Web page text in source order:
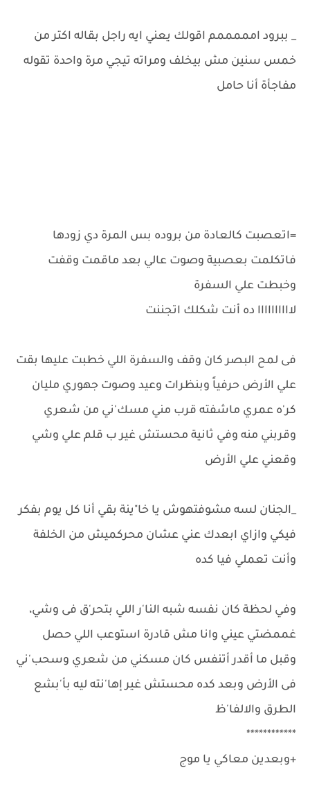
_ ببرود امممممم اقولك يعني ايه راجل بقاله اكتر من
خمس سنين مش بيخلف ومراته تيجي مرة واحدة تقوله
مفاجأة أنا حامل
=اتعصبت كالعادة من بروده بس المرة دي زودها
فاتكلمت بعصبية وصوت عالي بعد ماقمت وقفت
وخبطت علي السفرة
لاااااااااا ده أنت شكلك اتجننت
فى لمح البصر كان وقف والسفرة اللي خطبت عليها بقت
علي الأرض حرفياً وبنظرات وعيد وصوت جهوري مليان
كر'ه عمري ماشفته قرب مني مسك'ني من شعري
وقربني منه وفي ثانية محستش غير ب قلم علي وشي
وقعني علي الأرض
_الجنان لسه مشوفتهوش يا خا"ينة بقي أنا كل يوم بفكر
فيكي وازاي ابعدك عني عشان محركميش من الخلفة
وأنت تعملي فيا كده
وفي لحظة كان نفسه شبه النا'ر اللي بتحر'ق فى وشي،
غممضتي عيني وانا مش قادرة استوعب اللي حصل
وقبل ما أقدر أتنفس كان مسكني من شعري وسحب'ني
فى الأرض وبعد كده محستش غير إها'نته ليه بأ'بشع
الطرق والالفا'ظ
************
+وبعدين معاكي يا موج